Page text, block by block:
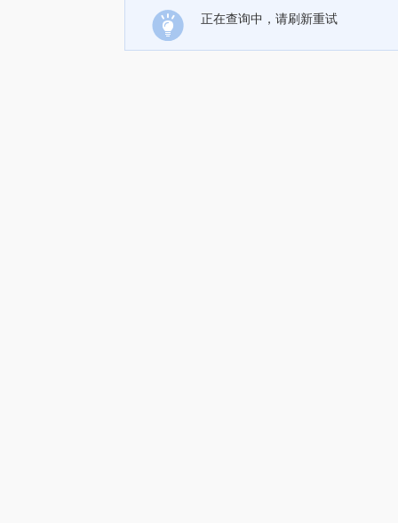
正在查询中，请刷新重试